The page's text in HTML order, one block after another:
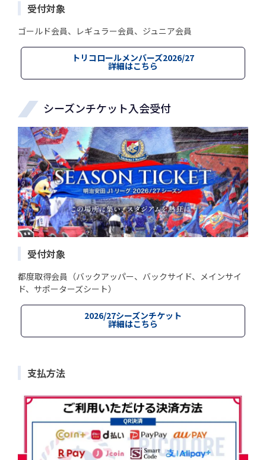
受付対象
ゴールド会員、レギュラー会員、ジュニア会員
トリコロールメンバーズ2026/27
詳細はこちら
シーズンチケット入会受付
受付対象
都度取得会員（バックアッパー、バックサイド、メインサイ
ド、サポーターズシート）
2026/27シーズンチケット
詳細はこちら
支払方法